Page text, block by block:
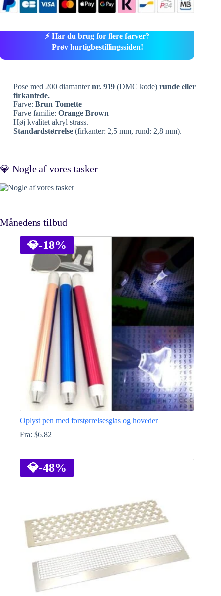
⚡ Har du brug for flere farver?
Prøv hurtigbestillingssiden!
Pose med 200 diamanternr. 919(DMC kode) runde eller
firkantede.
Farve: Brun Tomette
Farve familie: Orange Brown
Høj kvalitet akryl strass.
Standardstørrelse(firkanter: 2,5 mm, rund: 2,8 mm).
💎 Nogle af vores tasker
Månedens tilbud
💎-18%
Oplyst pen med forstørrelsesglas og hoveder
Fra: $6.82
vare
har
flere
på
varesiden
💎-48%